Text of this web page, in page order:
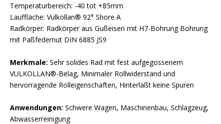
Temperaturbereich: -40 tot +85mm
Lauffläche: Vulkollan® 92° Shore A
Radkörper: Radkörper aus Gußeisen mit H7-Bohrung Bohrung
mit Paßfedernut DIN 6885 JS9
Merkmale: Sehr solides Rad mit fest aufgegossenem
VULKOLLAN®-Belag, Minimaler Rollwiderstand und
hervorragende Rolleigenschaften, Hinterläßt keine Spuren
Anwendungen: Schwere Wagen, Maschinenbau, Schlagzeug,
Abwasserreinigung